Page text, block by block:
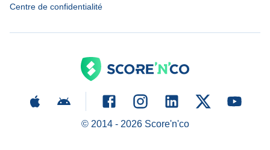
Centre de confidentialité
© 2014 - 2026Score'n'co